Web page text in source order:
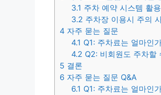
3.1 주차 예약 시스템 활
3.2 주차장 이용시 주의
4 자주 묻는 질문
4.1 Q1: 주차료는 얼마인
4.2 Q2: 비회원도 주차할
5 결론
6 자주 묻는 질문 Q&A
6.1 Q1: 주차료는 얼마인